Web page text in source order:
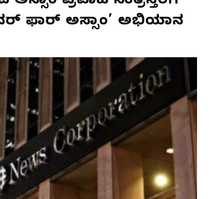
ಫಾರ್ ಅಸ್ಸಾಂ’ ಅಭಿಯಾನ